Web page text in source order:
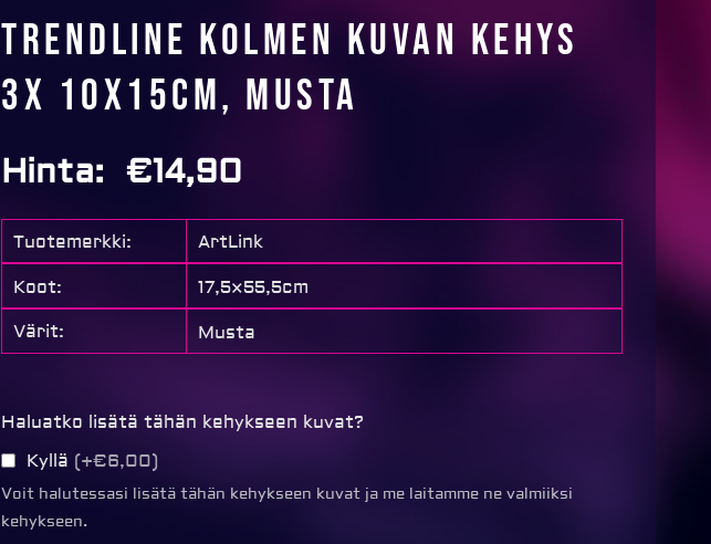
Trendline kolmen kuvan kehys
3x 10x15cm, MUSTA
Hinta: €14,90
Tuotemerkki: ArtLink
Koot: 17,5×55,5cm
Värit: Musta
Haluatko lisätä tähän kehykseen kuvat?
Kyllä (+€6,00)
Voit halutessasi lisätä tähän kehykseen kuvat ja me laitamme ne valmiiksi
kehykseen.
Trendline
kolmen
kuvan
kehys
3x